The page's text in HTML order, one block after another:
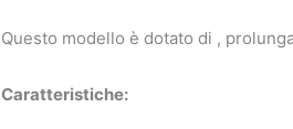
Questo modello è dotato di ,
Caratteristiche: